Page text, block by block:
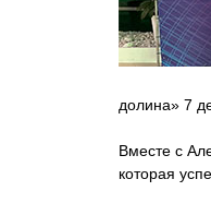
долина» 7
Вместе с
которая